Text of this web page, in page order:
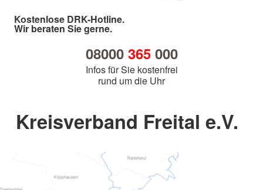
Kostenlose DRK-Hotline.
Wir beraten Sie gerne.
08000 365000
Infos für Sie kostenfrei
rund um die Uhr
Kreisverband Freital e.V.